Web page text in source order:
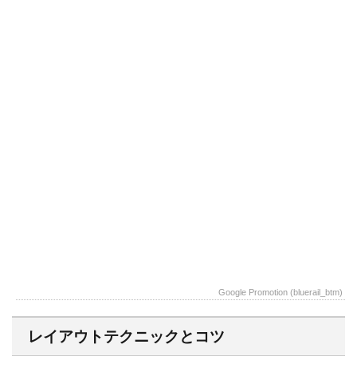
Google Promotion (bluerail_btm)
レイアウトテクニックとコツ